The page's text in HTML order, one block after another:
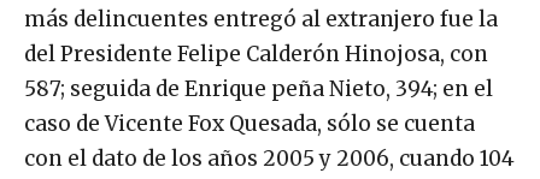
más delincuentes entregó al extranjero fue la
del Presidente Felipe Calderón Hinojosa, con
587; seguida de Enrique peña Nieto, 394; en el
caso de Vicente Fox Quesada, sólo se cuenta
con el dato de los años 2005 y 2006, cuando 104